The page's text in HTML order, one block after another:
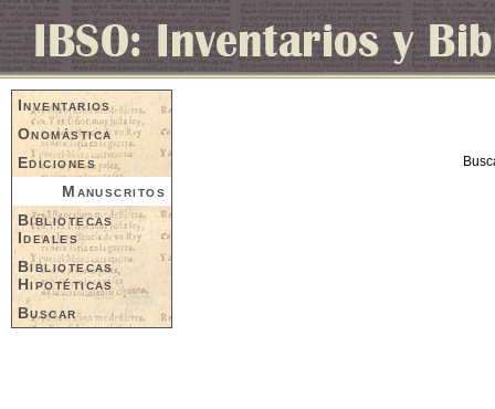
Inventarios
Onomástica
Ediciones
Manuscritos
Bibliotecas
Ideales
Bibliotecas
Hipotéticas
Buscar